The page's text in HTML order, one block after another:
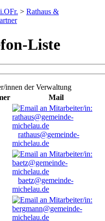
> Rathaus &
Liste
innen der Verwaltung
Mail
rathaus@gemeinde-
michelau.de
baetz@gemeinde-
michelau.de